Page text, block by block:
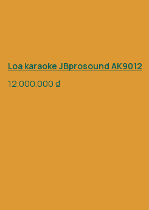
Loa karaoke JBprosound AK9012
12.000.000 ₫